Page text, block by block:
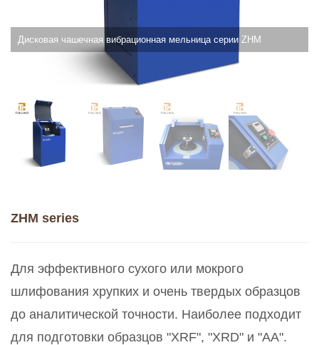
Дисковая чашечная вибрационная мельница серии ZHM
ZHM series
Для эффективного сухого или мокрого
шлифования хрупких и очень твердых образцов
до аналитической точности. Наиболее подходит
для подготовки образцов "XRF", "XRD" и "AA".